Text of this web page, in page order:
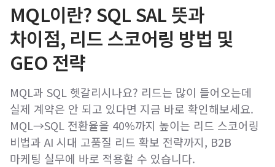
MQL이란? SQL SAL 뜻과
차이점, 리드 스코어링 방법 및
GEO 전략
MQL과 SQL 헷갈리시나요? 리드는 많이 들어오는데
실제 계약은 안 되고 있다면 지금 바로 확인해보세요.
MQL→SQL 전환율을 40%까지 높이는 리드 스코어링
비법과 AI 시대 고품질 리드 확보 전략까지, B2B
마케팅 실무에 바로 적용할 수 있습니다.